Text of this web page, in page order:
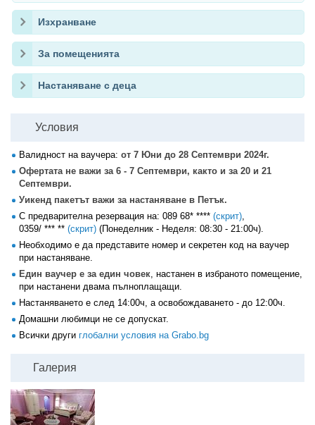
Изхранване
За помещенията
Настаняване с деца
Условия
Валидност на ваучера: от 7 Юни до 28 Септември 2024г.
Офертата не важи за 6 - 7 Септември, както и за 20 и 21
Септември.
Уикенд пакетът важи за настаняване в Петък.
С предварителна резервация на: 089 68* **** (скрит),
0359/ *** ** (скрит) (Понеделник - Неделя: 08:30 - 21:00ч).
Необходимо е да представите номер и секретен код на ваучер
при настаняване.
Един ваучер е за един човек, настанен в избраното помещение,
при настанени двама пълноплащащи.
Настаняването е след 14:00ч, а освобождаването - до 12:00ч.
Домашни любимци не се допускат.
Всички други глобални условия на Grabo.bg
Галерия